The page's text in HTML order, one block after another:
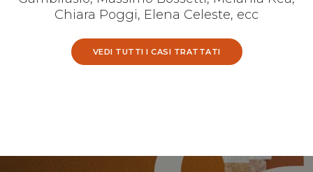
Chiara Poggi, Elena Celeste, ecc
VEDI TUTTI I CASI TRATTATI